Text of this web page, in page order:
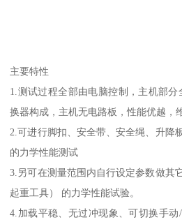
主要特性
1.测试过程全部由电脑控制，主机部
换器构成，主机无电路板，性能优越，
2.可进行脚扣、安全带、安全绳、升降
的力学性能测试
3.另可在测量范围内自行设定参数做其
起重工具） 的力学性能试验。
4.加载平稳、无过冲现象、可切换手动